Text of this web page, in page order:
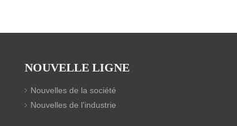
NOUVELLE LIGNE
Nouvelles de la société
Nouvelles de l'industrie